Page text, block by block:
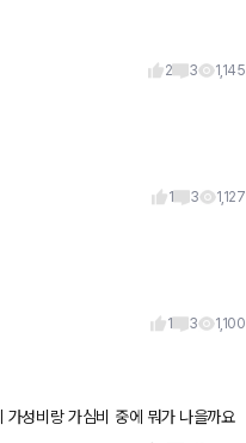
2 3 1,145
1 3 1,127
1 3 1,100
성비랑 가심비 중에 뭐가 나을까요